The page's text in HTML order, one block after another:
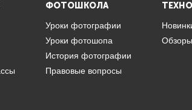
ФОТОШКОЛА
Уроки фотографии
Уроки фотошопа
История фотографии
Правовые вопросы
Обзоры